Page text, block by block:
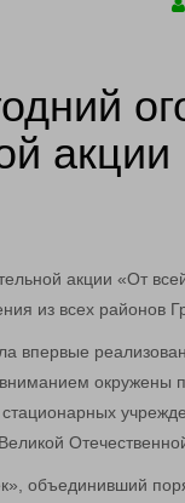
из всех районов
впервые
окружены
объединивший